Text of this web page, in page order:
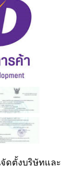
ดตั้งบริษัทและ